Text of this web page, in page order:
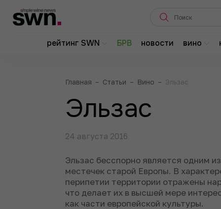
рейтинг SWN БРВ новости вино
Главная – Статьи – Вино – Эльзас
Эльзас
24 августа 2016
Эльзас бесспорно является одним
местечек старой Европы. В
перипетии территории отражены
что делает их в высшей мере
как части европейской культуры.